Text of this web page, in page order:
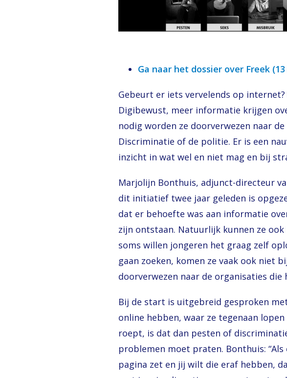
Ga naar het dossier over Freek
Gebeurt er iets vervelends op
Digibewust, meer informatie krijgen
nodig worden ze doorverwezen naar
Discriminatie of de politie. Er is een
inzicht in wat wel en niet mag en bij
Marjolijn Bonthuis, adjunct-directeur
dit initiatief twee jaar geleden is
dat er behoefte was aan informatie
zijn ontstaan. Natuurlijk kunnen ze
soms willen jongeren het graag zelf
gaan zoeken, komen ze vaak ook niet
doorverwezen naar de organisaties die
Bij de start is uitgebreid gesproken
online hebben, waar ze tegenaan
roept, is dat dan pesten of
problemen moet praten. Bonthuis:
pagina zet en jij wilt die eraf hebben,